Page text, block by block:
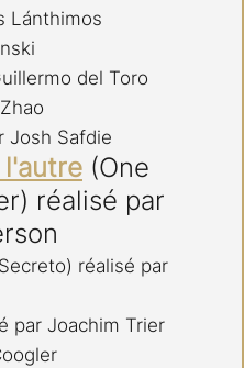
Lánthimos
del Toro
Josh Safdie
(One
réalisé par
réalisé par
par Joachim Trier